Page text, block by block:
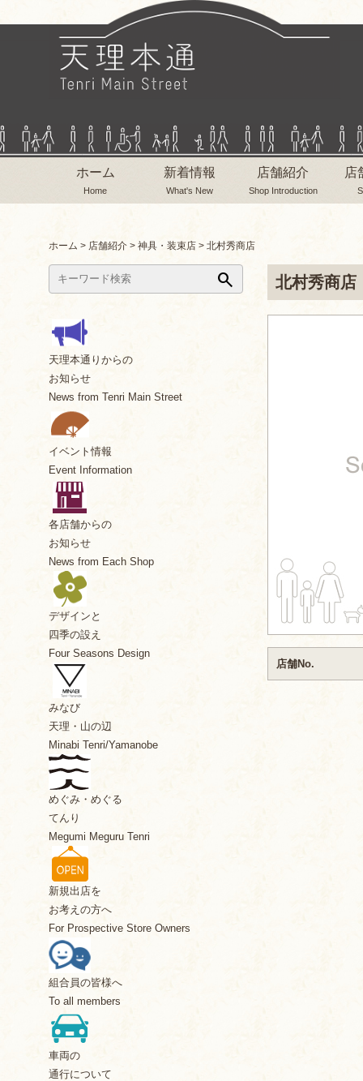
ホーム
Home
新着情報
What's New
店舗紹介
Shop Introduction
店
ホーム > 店舗紹介 > 神具・装束店 > 北村秀商店
北村秀商店
店舗No.
search
天理本通りからの
お知らせ
News from Tenri Main Street
イベント情報
Event Information
各店舗からの
お知らせ
News from Each Shop
デザインと
四季の設え
Four Seasons Design
みなび
天理・山の辺
Minabi Tenri/Yamanobe
めぐみ・めぐる
てんり
Megumi Meguru Tenri
新規出店を
お考えの方へ
For Prospective Store Owners
組合員の皆様へ
To all members
車両の
通行について